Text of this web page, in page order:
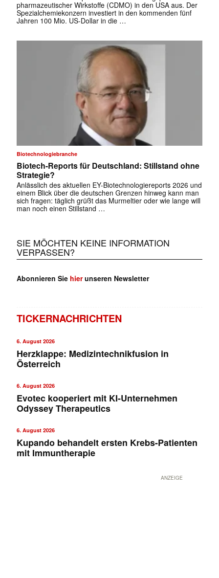
pharmazeutischer Wirkstoffe (CDMO) in den USA aus. Der
Spezialchemiekonzern investiert in den kommenden fünf
Jahren 100 Mio. US-Dollar in die …
Biotechnologiebranche
Biotech-Reports für Deutschland: Stillstand ohne
Strategie?
Anlässlich des aktuellen EY-Biotechnologiereports 2026 und
einem Blick über die deutschen Grenzen hinweg kann man
sich fragen: täglich grüßt das Murmeltier oder wie lange will
man noch einen Stillstand …
SIE MÖCHTEN KEINE INFORMATION
VERPASSEN?
Abonnieren Sie hierunseren Newsletter
TICKERNACHRICHTEN
6. August 2026
Herzklappe: Medizintechnikfusion in
Österreich
6. August 2026
Evotec kooperiert mit KI-Unternehmen
Odyssey Therapeutics
6. August 2026
Kupando behandelt ersten Krebs-Patienten
mit Immuntherapie
ANZEIGE